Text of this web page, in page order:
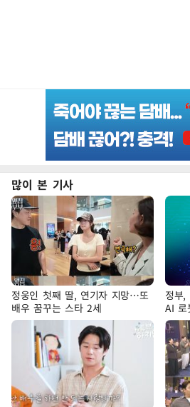
많이 본 기사
정웅인 첫째 딸, 연기자 지망…또
배우 꿈꾸는 스타 2세
정부
AI 로